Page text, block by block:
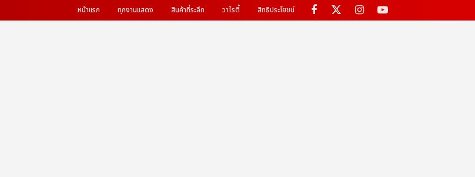
หน้าแรก ทุกงานแสดง สินค้าที่ระลึก วาไรตี้ สิทธิประโยชน์